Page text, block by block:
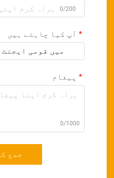
0/200
آپ کیا چاہتے ہیں
میں قومی
پیغام
0/1000
جمع